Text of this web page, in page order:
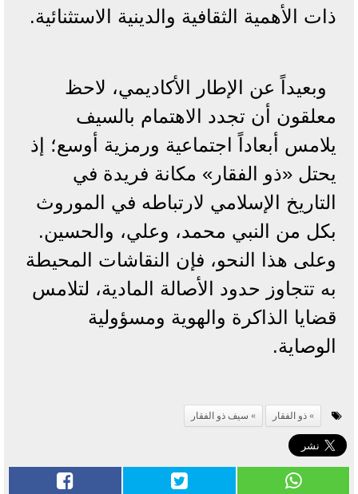
ذات الأهمية الثقافية والدينية الاستثنائية.
وبعيداً عن الإطار الأكاديمي، لاحظ
معلقون أن تجدد الاهتمام بالسيف
يلامس أبعاداً اجتماعية ورمزية أوسع؛ إذ
يحتل «ذو الفقار» مكانة فريدة في
التاريخ الإسلامي لارتباطه في الموروث
بكل من النبي محمد، وعلي، والحسين.
وعلى هذا النحو، فإن النقاشات المحيطة
به تتجاوز حدود الأصالة المادية، لتلامس
قضايا الذاكرة والهوية ومسؤولية
الوصاية.
ذو الفقار سيف ذو الفقار